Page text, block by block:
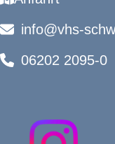
info@vhs-
06202 2095-0